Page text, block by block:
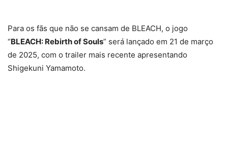
Para os fãs que não se cansam de BLEACH, o jogo
“BLEACH: Rebirth of Souls” será lançado em 21 de março
de 2025, com o trailer mais recente apresentando
Shigekuni Yamamoto.